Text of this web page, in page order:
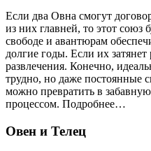
Если два Овна смогут
из них главней, то этот союз
свободе и авантюрам
долгие годы. Если их
развлечения. Конечно,
трудно, но даже постоянные
можно превратить в
процессом. Подробнее…
Овен и Телец